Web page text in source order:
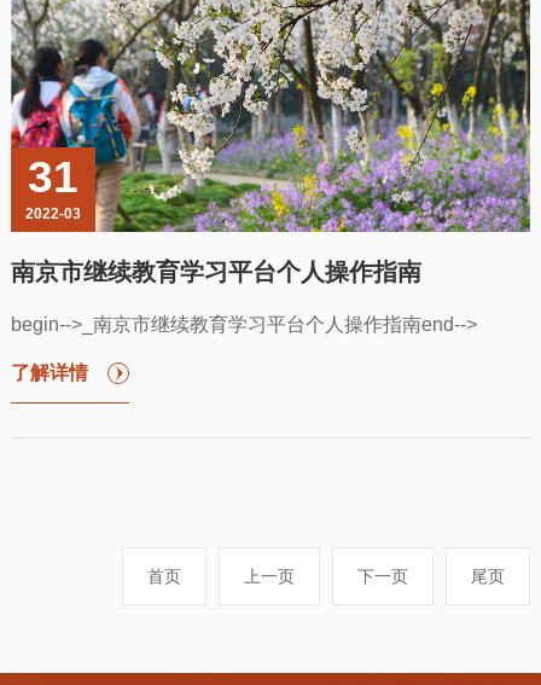
31
2022-03
南京市继续教育学习平台个人操作指南
begin-->_南京市继续教育学习平台个人操作指南end-->
了解详情
首页 上一页 下一页 尾页